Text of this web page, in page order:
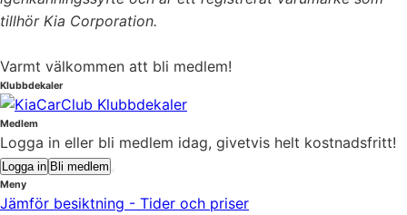
tillhör Kia Corporation.
Varmt välkommen att bli medlem!
Klubbdekaler
Medlem
Logga in eller bli medlem idag, givetvis helt kostnadsfritt!
Logga in Bli medlem
Meny
Jämför besiktning - Tider och priser